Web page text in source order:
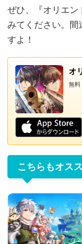
ぜひ、『オリエン
みてください。間
すよ！
オ
無料
こちらもオス